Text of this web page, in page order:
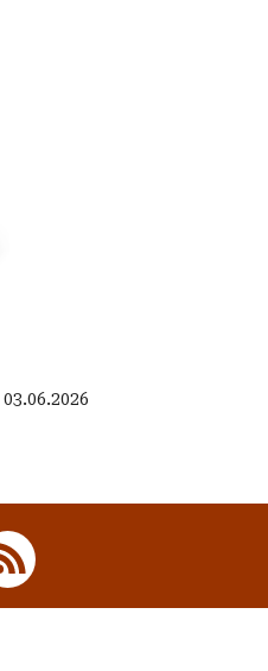
03.06.2026